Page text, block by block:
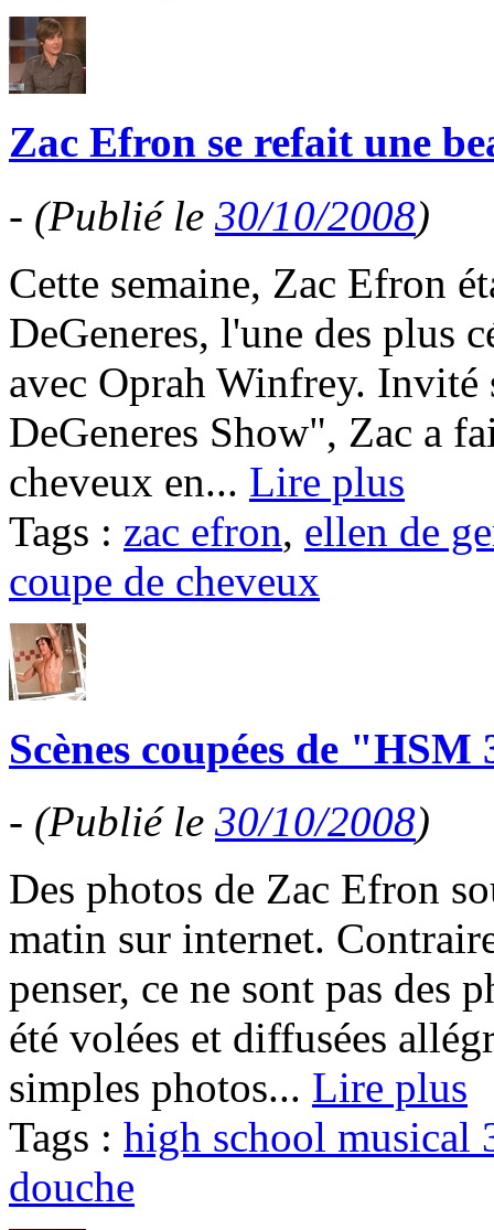
Zac Efron se refait une
- (Publié le 30/10/2008)
Cette semaine, Zac Efron
DeGeneres, l'une des plus
avec Oprah Winfrey.
DeGeneres Show", Zac a
cheveux en... Lire plus
Tags : zac efron, ellen de
coupe de cheveux
Scènes coupées de
- (Publié le 30/10/2008)
Des photos de Zac Efron
matin sur internet.
penser, ce ne sont pas des
été volées et diffusées
simples photos... Lire plus
Tags : high school musical
douche